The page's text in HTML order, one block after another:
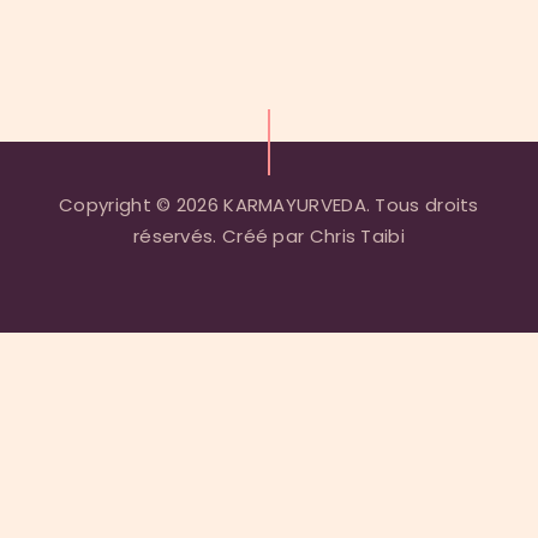
Copyright © 2026 KARMAYURVEDA. Tous droits
réservés. Créé par Chris Taibi